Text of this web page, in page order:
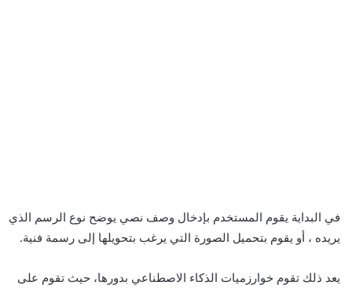
في البداية يقوم المستخدم بإدخال وصف نصي يوضح نوع الرسم الذي
يريده ، أو يقوم بتحميل الصورة التي يرغب بتحويلها إلى رسمة فنية.
يعد ذلك تقوم خوارزميات الذكاء الاصطناعي بدورها، حيث تقوم على